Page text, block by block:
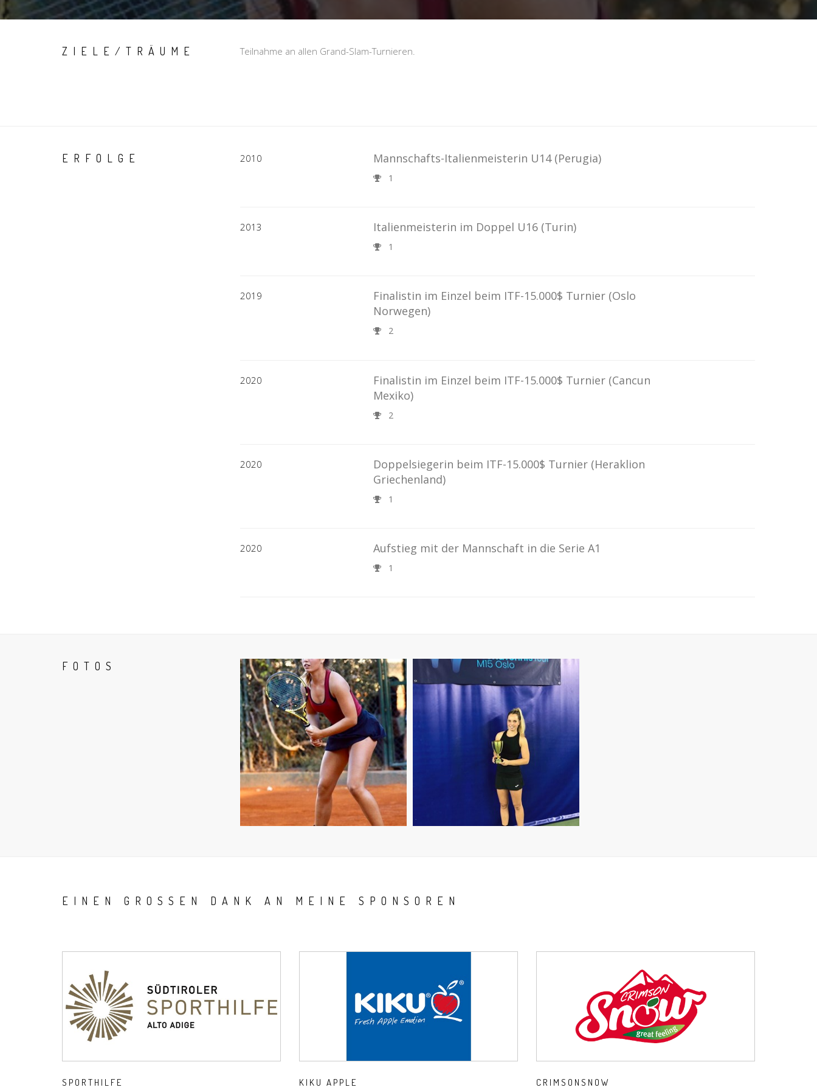
ZIELE/TRÄUME Teilnahme an allen Grand-Slam-Turnieren.
ERFOLGE 2010 Mannschafts-Italienmeisterin U14 (Perugia)
1
2013 Italienmeisterin im Doppel U16 (Turin)
1
2019 Finalistin im Einzel beim ITF-15.000$ Turnier (Oslo
Norwegen)
2
2020 Finalistin im Einzel beim ITF-15.000$ Turnier (Cancun
Mexiko)
2
2020 Doppelsiegerin beim ITF-15.000$ Turnier (Heraklion
Griechenland)
1
2020 Aufstieg mit der Mannschaft in die Serie A1
1
FOTOS
EINEN GROSSEN DANK AN MEINE SPONSOREN
SPORTHILFE KIKU APPLE CRIMSONSNOW